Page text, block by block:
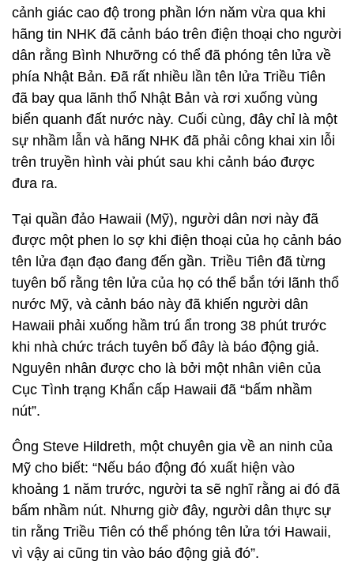
cảnh giác cao độ trong phần lớn năm vừa qua khi
hãng tin NHK đã cảnh báo trên điện thoại cho người
dân rằng Bình Nhưỡng có thể đã phóng tên lửa về
phía Nhật Bản. Đã rất nhiều lần tên lửa Triều Tiên
đã bay qua lãnh thổ Nhật Bản và rơi xuống vùng
biển quanh đất nước này. Cuối cùng, đây chỉ là một
sự nhầm lẫn và hãng NHK đã phải công khai xin lỗi
trên truyền hình vài phút sau khi cảnh báo được
đưa ra.
Tại quần đảo Hawaii (Mỹ), người dân nơi này đã
được một phen lo sợ khi điện thoại của họ cảnh báo
tên lửa đạn đạo đang đến gần. Triều Tiên đã từng
tuyên bố rằng tên lửa của họ có thể bắn tới lãnh thổ
nước Mỹ, và cảnh báo này đã khiến người dân
Hawaii phải xuống hầm trú ẩn trong 38 phút trước
khi nhà chức trách tuyên bố đây là báo động giả.
Nguyên nhân được cho là bởi một nhân viên của
Cục Tình trạng Khẩn cấp Hawaii đã “bấm nhầm
nút”.
Ông Steve Hildreth, một chuyên gia về an ninh của
Mỹ cho biết: “Nếu báo động đó xuất hiện vào
khoảng 1 năm trước, người ta sẽ nghĩ rằng ai đó đã
bấm nhầm nút. Nhưng giờ đây, người dân thực sự
tin rằng Triều Tiên có thể phóng tên lửa tới Hawaii,
vì vậy ai cũng tin vào báo động giả đó”.